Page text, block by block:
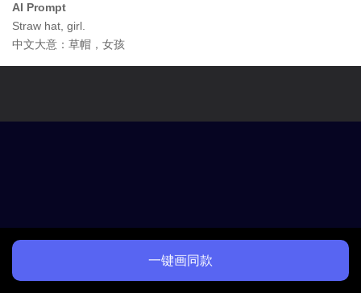
AI Prompt
Straw hat, girl.
中文大意：草帽，女孩
一键画同款